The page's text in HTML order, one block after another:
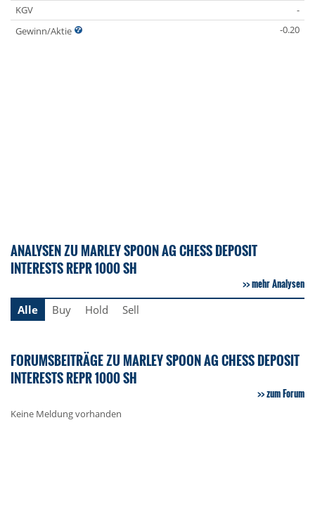
KGV
-
Gewinn/Aktie
-0.20
ANALYSEN ZU MARLEY SPOON AG CHESS DEPOSIT
INTERESTS REPR 1000 SH
mehr Analysen
Alle
Buy Hold Sell
FORUMSBEITRÄGE ZU MARLEY SPOON AG CHESS DEPOSIT
INTERESTS REPR 1000 SH
zum Forum
Keine Meldung vorhanden